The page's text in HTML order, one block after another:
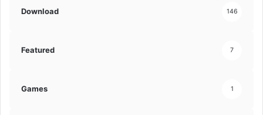
Download 146
Featured 7
Games 1